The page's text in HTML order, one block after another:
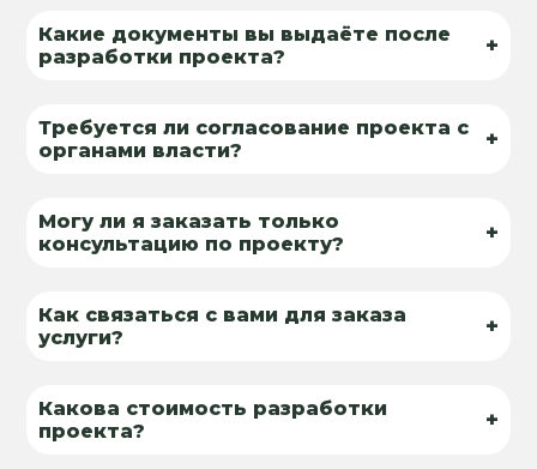
Какие документы вы выдаёте после
разработки проекта?
+
Требуется ли согласование проекта с
органами власти?
+
Могу ли я заказать только
консультацию по проекту?
+
Как связаться с вами для заказа
услуги?
+
Какова стоимость разработки
проекта?
+